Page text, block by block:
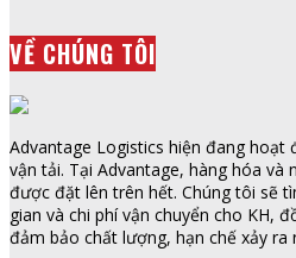
VỀ CHÚNG TÔI
Advantage Logistics hiện đang hoạt
vận tải. Tại Advantage, hàng hóa và
được đặt lên trên hết. Chúng tôi sẽ
gian và chi phí vận chuyển cho KH,
đảm bảo chất lượng, hạn chế xảy ra